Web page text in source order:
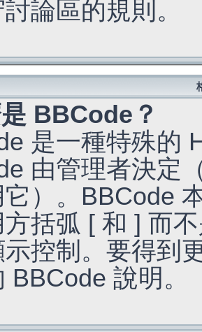
論區的規則。
BBCode？
是一種特殊的
由管理者決定
）。BBCode
括弧 [ 和 ] 而
示控制。要得到
BBCode 說明。